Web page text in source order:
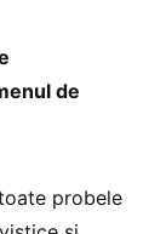
de
probele